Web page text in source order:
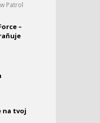
Patrol
–
na tvoj